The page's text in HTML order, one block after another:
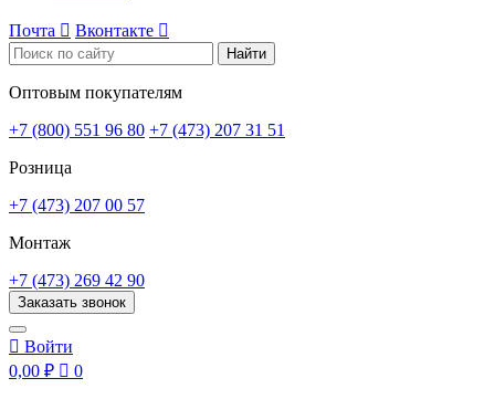
Почта  Вконтакте 
Найти
Оптовым покупателям
+7 (800) 551 96 80 +7 (473) 207 31 51
Розница
+7 (473) 207 00 57
Монтаж
+7 (473) 269 42 90
Заказать звонок
 Войти
0,00 ₽  0